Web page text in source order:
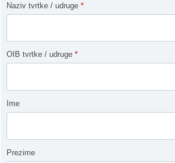
Naziv tvrtke / udruge *
OIB tvrtke / udruge *
Ime
Prezime